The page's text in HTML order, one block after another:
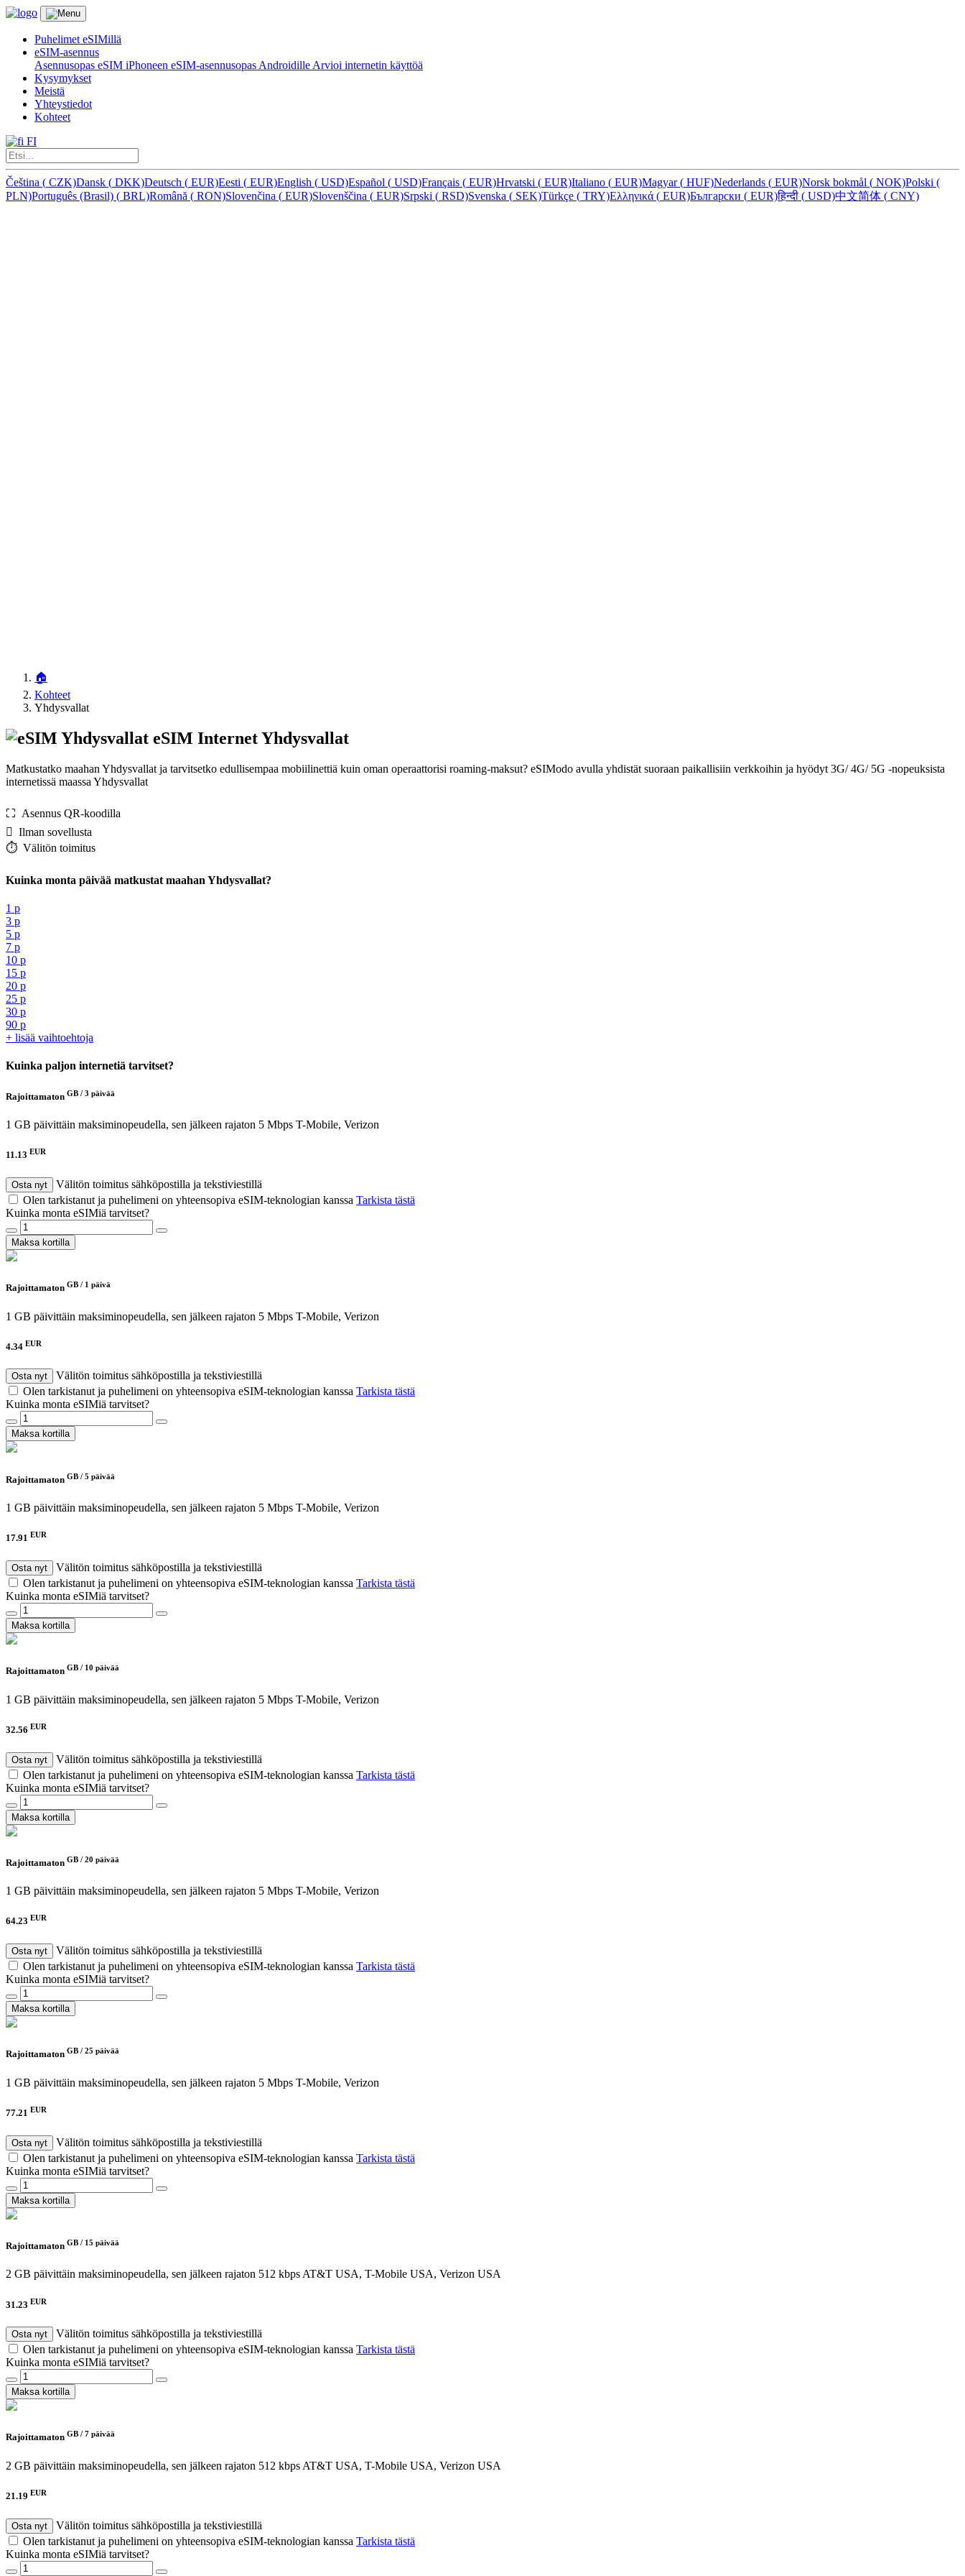
Puhelimet eSIMillä
eSIM-asennus
Asennusopas eSIM iPhoneen eSIM-asennusopas Androidille Arvioi internetin käyttöä
Kysymykset
Meistä
Yhteystiedot
Kohteet
FI
Čeština ( CZK)Dansk ( DKK)Deutsch ( EUR)Eesti ( EUR)English ( USD)Español ( USD)Français ( EUR)Hrvatski ( EUR)Italiano ( EUR)Magyar( HUF)Nederlands ( EUR)Norsk bokmål ( NOK)Polski (
PLN)Português (Brasil) ( BRL)Română ( RON)Slovenčina ( EUR)Slovenščina ( EUR)Srpski ( RSD)Svenska ( SEK)Türkçe ( TRY)Ελληνικά ( EUR)Български ( EUR)हिन्दी ( USD)中文简体 ( CNY)
🏠
Kohteet
Yhdysvallat
eSIM Internet Yhdysvallat
Matkustatko maahan Yhdysvallat ja tarvitsetko edullisempaa mobiilinettiä kuin oman operaattorisi roaming-maksut? eSIModo avulla yhdistät suoraan paikallisiin verkkoihin ja hyödyt 3G/ 4G/ 5G -nopeuksista
internetissä maassa Yhdysvallat
⛶️️ Asennus QR-koodilla
️ Ilman sovellusta
⏱️️ Välitön toimitus
Kuinka monta päivää matkustat maahan Yhdysvallat?
1 p
3 p
5 p
7 p
10 p
15 p
20 p
25 p
30 p
90 p
+ lisää vaihtoehtoja
Kuinka paljon internetiä tarvitset?
Rajoittamaton GB / 3 päivää
1 GB päivittäin maksiminopeudella, sen jälkeen rajaton 5 Mbps T-Mobile, Verizon
11.13 EUR
Osta nyt
Välitön toimitus sähköpostilla ja tekstiviestillä
Olen tarkistanut ja puhelimeni on yhteensopiva eSIM-teknologian kanssa Tarkista tästä
Kuinka monta eSIMiä tarvitset?
Maksa kortilla
Rajoittamaton GB / 1 päivä
1 GB päivittäin maksiminopeudella, sen jälkeen rajaton 5 Mbps T-Mobile, Verizon
4.34 EUR
Osta nyt
Välitön toimitus sähköpostilla ja tekstiviestillä
Olen tarkistanut ja puhelimeni on yhteensopiva eSIM-teknologian kanssa Tarkista tästä
Kuinka monta eSIMiä tarvitset?
Maksa kortilla
Rajoittamaton GB / 5 päivää
1 GB päivittäin maksiminopeudella, sen jälkeen rajaton 5 Mbps T-Mobile, Verizon
17.91 EUR
Osta nyt
Välitön toimitus sähköpostilla ja tekstiviestillä
Olen tarkistanut ja puhelimeni on yhteensopiva eSIM-teknologian kanssa Tarkista tästä
Kuinka monta eSIMiä tarvitset?
Maksa kortilla
Rajoittamaton GB / 10 päivää
1 GB päivittäin maksiminopeudella, sen jälkeen rajaton 5 Mbps T-Mobile, Verizon
32.56 EUR
Osta nyt
Välitön toimitus sähköpostilla ja tekstiviestillä
Olen tarkistanut ja puhelimeni on yhteensopiva eSIM-teknologian kanssa Tarkista tästä
Kuinka monta eSIMiä tarvitset?
Maksa kortilla
Rajoittamaton GB / 20 päivää
1 GB päivittäin maksiminopeudella, sen jälkeen rajaton 5 Mbps T-Mobile, Verizon
64.23 EUR
Osta nyt
Välitön toimitus sähköpostilla ja tekstiviestillä
Olen tarkistanut ja puhelimeni on yhteensopiva eSIM-teknologian kanssa Tarkista tästä
Kuinka monta eSIMiä tarvitset?
Maksa kortilla
Rajoittamaton GB / 25 päivää
1 GB päivittäin maksiminopeudella, sen jälkeen rajaton 5 Mbps T-Mobile, Verizon
77.21 EUR
Osta nyt
Välitön toimitus sähköpostilla ja tekstiviestillä
Olen tarkistanut ja puhelimeni on yhteensopiva eSIM-teknologian kanssa Tarkista tästä
Kuinka monta eSIMiä tarvitset?
Maksa kortilla
Rajoittamaton GB / 15 päivää
2 GB päivittäin maksiminopeudella, sen jälkeen rajaton 512 kbps AT&T USA, T-Mobile USA, Verizon USA
31.23 EUR
Osta nyt
Välitön toimitus sähköpostilla ja tekstiviestillä
Olen tarkistanut ja puhelimeni on yhteensopiva eSIM-teknologian kanssa Tarkista tästä
Kuinka monta eSIMiä tarvitset?
Maksa kortilla
Rajoittamaton GB / 7 päivää
2 GB päivittäin maksiminopeudella, sen jälkeen rajaton 512 kbps AT&T USA, T-Mobile USA, Verizon USA
21.19 EUR
Osta nyt
Välitön toimitus sähköpostilla ja tekstiviestillä
Olen tarkistanut ja puhelimeni on yhteensopiva eSIM-teknologian kanssa Tarkista tästä
Kuinka monta eSIMiä tarvitset?